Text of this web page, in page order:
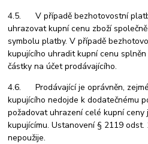
4.5. V případě bezhotovostní
uhrazovat kupní cenu zboží
symbolu platby. V případě
kupujícího uhradit kupní cenu
částky na účet prodávajícího.
4.6. Prodávající je oprávněn,
kupujícího nedojde k dodatečnému
požadovat uhrazení celé kupní
kupujícímu. Ustanovení § 2119
nepoužije.